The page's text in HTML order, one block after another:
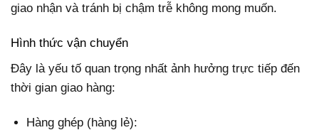
giao nhận và tránh bị chậm trễ không mong muốn.
Hình thức vận chuyển
Đây là yếu tố quan trọng nhất ảnh hưởng trực tiếp đến
thời gian giao hàng:
Hàng ghép (hàng lẻ):